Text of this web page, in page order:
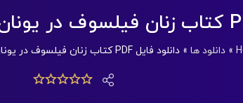
»دانلود ها »دانلود فایل PDF کتاب زنان فیلسوف در یونان و رم باستان رژین پی یترا